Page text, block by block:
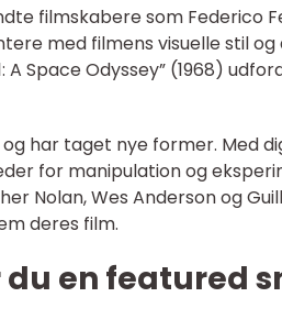
filmskabere som Federico
med filmens visuelle stil og
A Space Odyssey” (1968)
og har taget nye former. Med
for manipulation og
Nolan, Wes Anderson og
deres film.
en featured